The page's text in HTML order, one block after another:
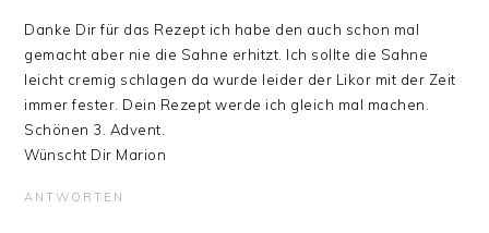
Danke Dir für das Rezept ich habe den auch schon mal
gemacht aber nie die Sahne erhitzt. Ich sollte die Sahne
leicht cremig schlagen da wurde leider der Likor mit der Zeit
immer fester. Dein Rezept werde ich gleich mal machen.
Schönen 3. Advent.
Wünscht Dir Marion
ANTWORTEN